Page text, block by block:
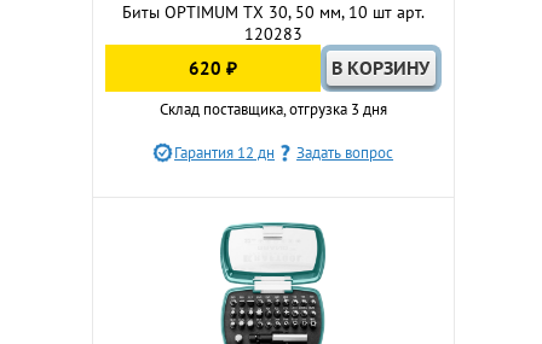
Биты OPTIMUM TX 30, 50 мм, 10 шт арт.
120283
620 ₽
Склад поставщика, отгрузка 3 дня
Гарантия 12 дн Задать вопрос